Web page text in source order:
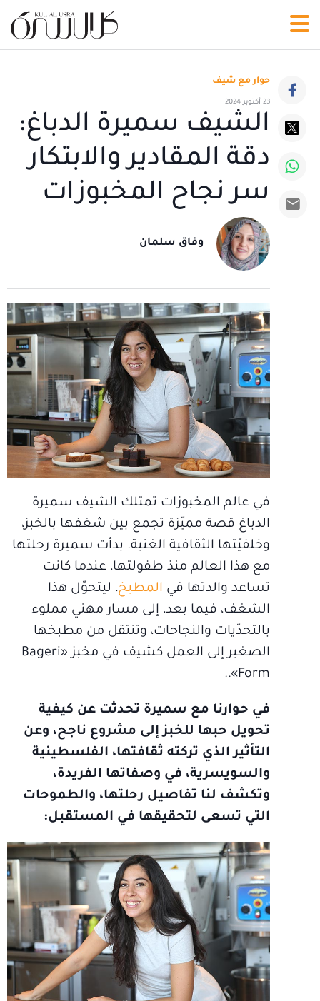
حوار مع شيف
23 أكتوبر 2024
الشيف سميرة الدباغ:
دقة المقادير والابتكار
سر نجاح المخبوزات
وفاق سلمان
في عالم المخبوزات تمتلك الشيف سميرة
الدباغ قصة مميّزة تجمع بين شغفها بالخبز،
وخلفيّتها الثقافية الغنية. بدأت سميرة رحلتها
مع هذا العالم منذ طفولتها، عندما كانت
تساعد والدتها في المطبخ، ليتحوّل هذا
الشغف، فيما بعد، إلى مسار مهني مملوء
بالتحدّيات والنجاحات، وتنتقل من مطبخها
الصغير إلى العمل كشيف في مخبز «Bageri
Form»..
في حوارنا مع سميرة تحدثت عن كيفية
تحويل حبها للخبز إلى مشروع ناجح، وعن
التأثير الذي تركته ثقافتها، الفلسطينية
والسويسرية، في وصفاتها الفريدة،
وتكشف لنا تفاصيل رحلتها، والطموحات
التي تسعى لتحقيقها في المستقبل: